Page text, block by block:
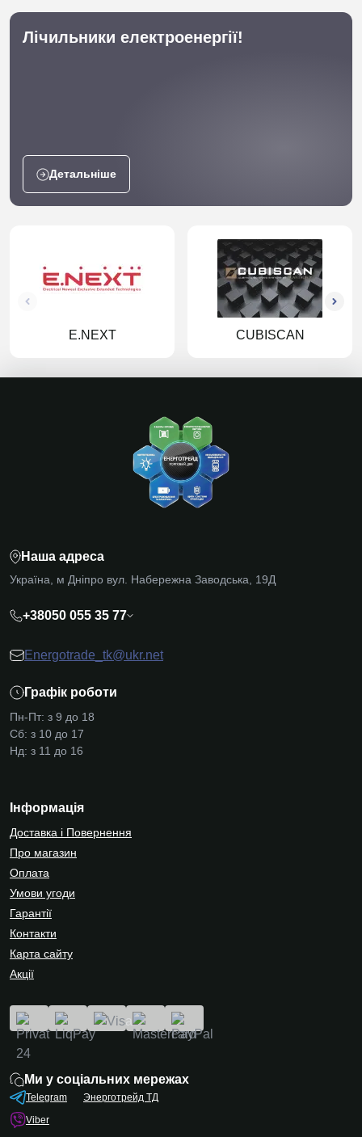
Лічильники електроенергії!
Детальніше
E.NEXT CUBISCAN
Наша адреса
Україна, м Дніпро вул. Набережна Заводська, 19Д
+38050 055 35 77
Energotrade_tk@ukr.net
Графік роботи
Пн-Пт: з 9 до 18
Сб: з 10 до 17
Нд: з 11 до 16
Інформація
Доставка і Повернення
Про магазин
Оплата
Умови угоди
Гарантії
Контакти
Карта сайту
Акції
Ми у соціальних мережах
Telegram
Viber
Энерготрейд ТД